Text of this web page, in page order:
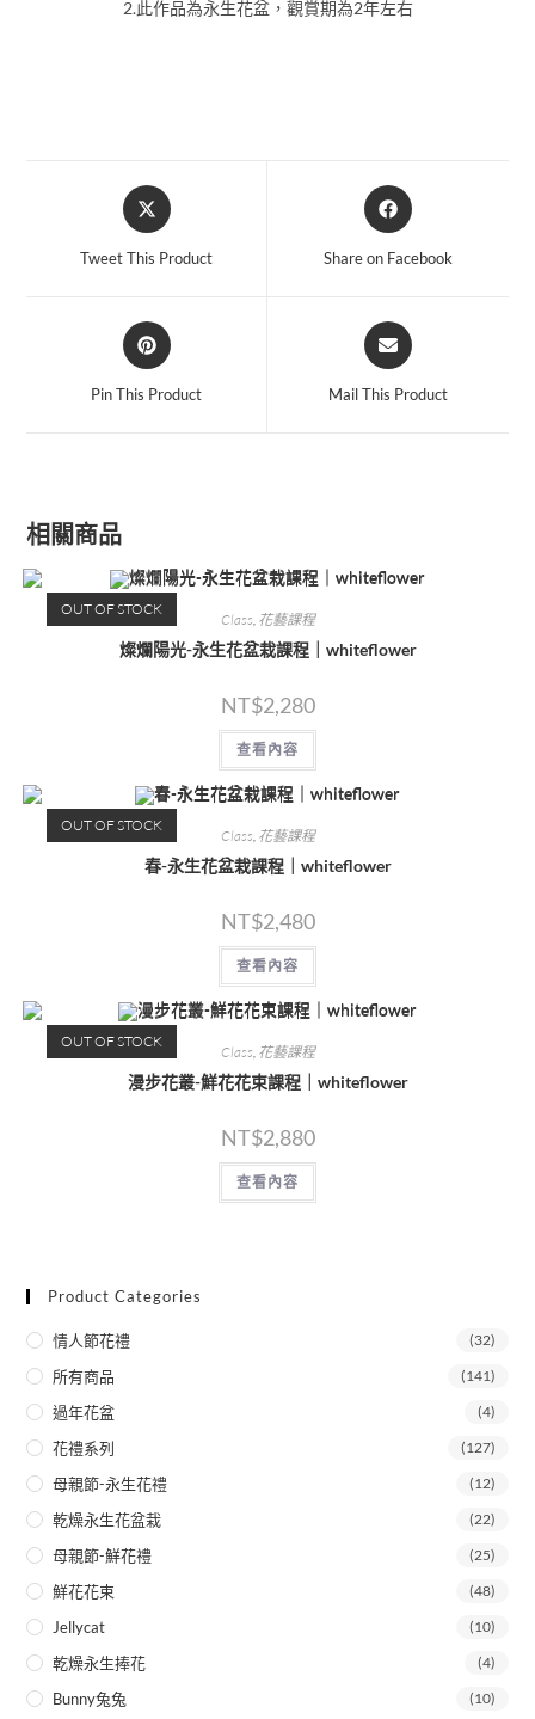
2.此作品為永生花盆，觀賞期為2年左右
Tweet This Product Share on Facebook
Pin This Product Mail This Product
相關商品
OUT OF STOCK
Class 花藝課程
燦爛陽光-永生花盆栽課程｜whiteflower
NT$2,280
查看內容
OUT OF STOCK
Class 花藝課程
春-永生花盆栽課程｜whiteflower
NT$2,480
查看內容
OUT OF STOCK
Class 花藝課程
漫步花叢-鮮花花束課程｜whiteflower
NT$2,880
查看內容
Product Categories
情人節花禮 (32)
所有商品 (141)
過年花盆 (4)
花禮系列 (127)
母親節-永生花禮 (12)
乾燥永生花盆栽 (22)
母親節-鮮花禮 (25)
鮮花花束 (48)
Jellycat (10)
乾燥永生捧花 (4)
Bunny兔兔 (10)